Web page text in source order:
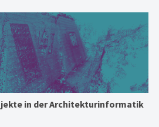
in der Architekturinformatik